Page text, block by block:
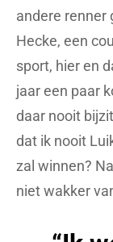
andere renner
Hecke, een
sport, hier en
jaar een paar
daar nooit
dat ik nooit
zal winnen?
niet wakker